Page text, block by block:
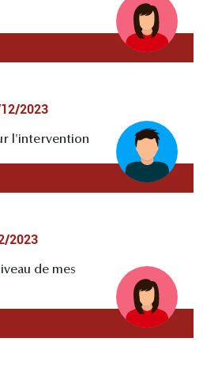
2023
l'intervention
2023
de mes